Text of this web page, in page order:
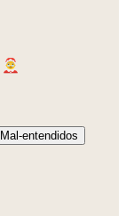
entendidos